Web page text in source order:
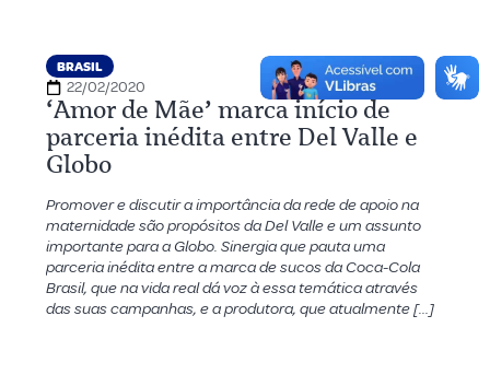
BRASIL
22/02/2020
‘Amor de Mãe’ marca início de
parceria inédita entre Del Valle e
Globo
Promover e discutir a importância da rede de apoio na
maternidade são propósitos da Del Valle e um assunto
importante para a Globo. Sinergia que pauta uma
parceria inédita entre a marca de sucos da Coca-Cola
Brasil, que na vida real dá voz à essa temática através
das suas campanhas, e a produtora, que atualmente […]